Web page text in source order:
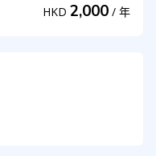
HKD 2,000 / 年